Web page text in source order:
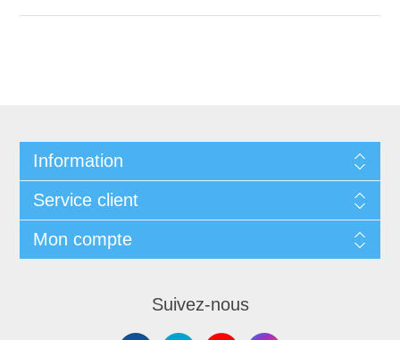
Information
Service client
Mon compte
Suivez-nous